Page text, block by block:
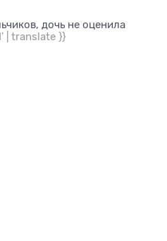
дочь не оценила
| translate }}